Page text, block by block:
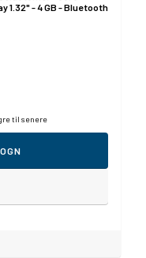
1.32" - 4 GB - Bluetooth
til senere